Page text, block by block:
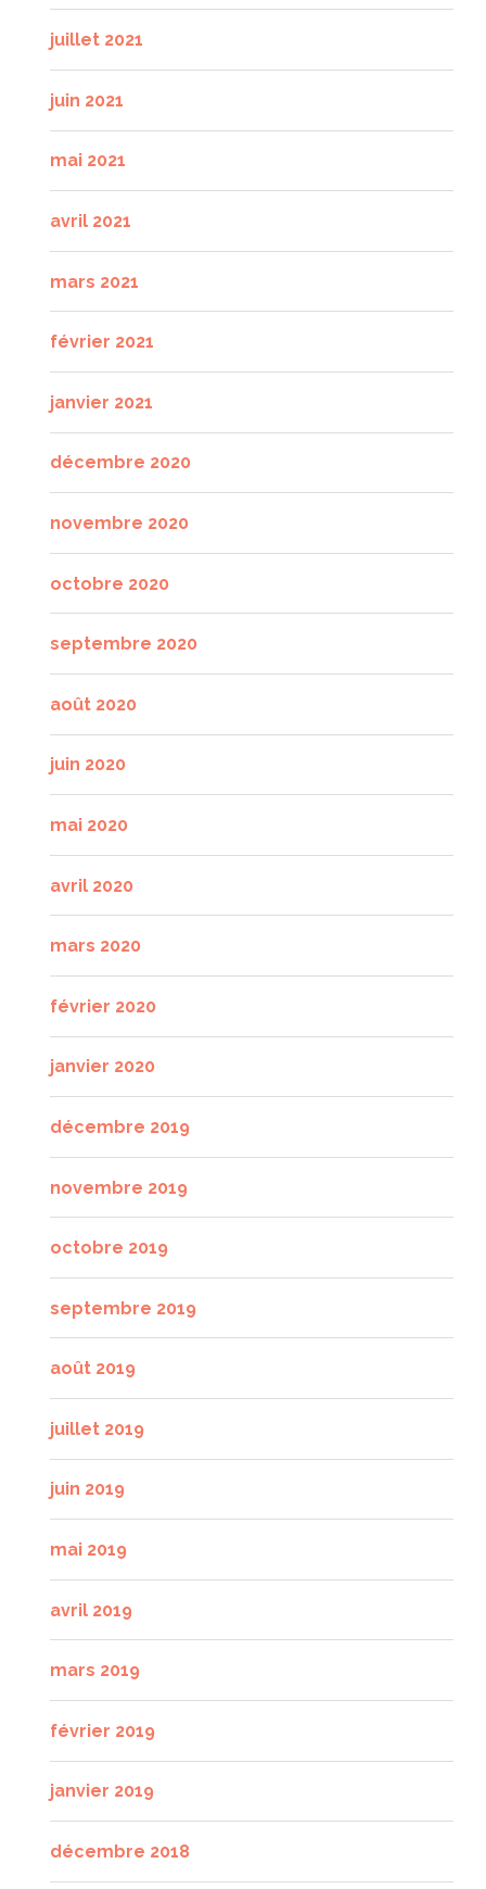
juillet 2021
juin 2021
mai 2021
avril 2021
mars 2021
février 2021
janvier 2021
décembre 2020
novembre 2020
octobre 2020
septembre 2020
août 2020
juin 2020
mai 2020
avril 2020
mars 2020
février 2020
janvier 2020
décembre 2019
novembre 2019
octobre 2019
septembre 2019
août 2019
juillet 2019
juin 2019
mai 2019
avril 2019
mars 2019
février 2019
janvier 2019
décembre 2018